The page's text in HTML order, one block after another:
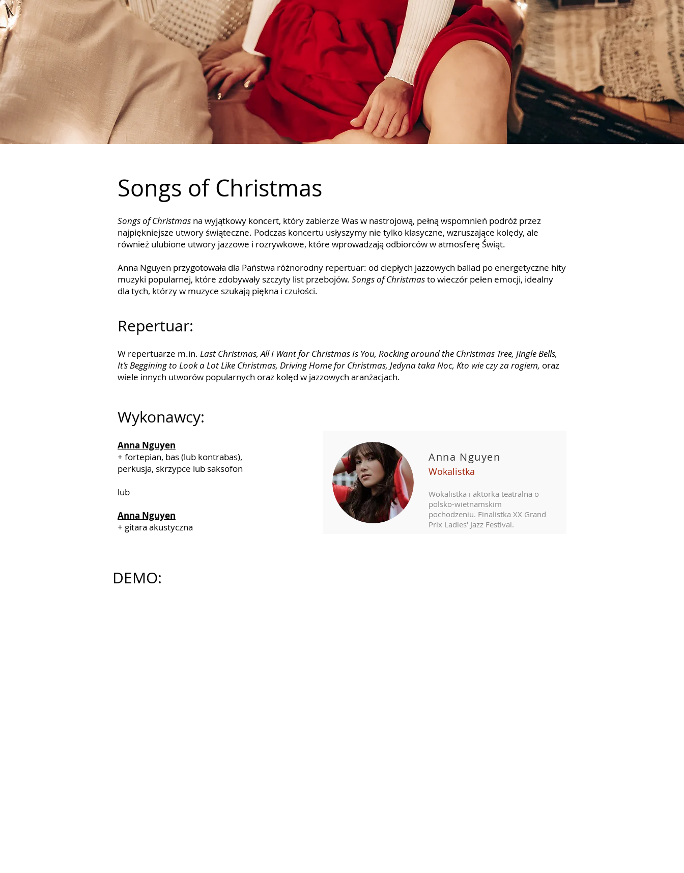
Songs of Christmas
Songs of Christmas na wyjątkowy koncert, który zabierze Was w nastrojową, pełną wspomnień podróż przez
najpiękniejsze utwory świąteczne. Podczas koncertu usłyszymy nie tylko klasyczne, wzruszające kolędy, ale
również ulubione utwory jazzowe i rozrywkowe, które wprowadzają odbiorców w atmosferę Świąt.
Anna Nguyen przygotowała dla Państwa różnorodny repertuar: od ciepłych jazzowych ballad po energetyczne hity
muzyki popularnej, które zdobywały szczyty list przebojów. Songs of Christmasto wieczór pełen emocji, idealny
dla tych, którzy w muzyce szukają piękna i czułości.
Repertuar:
W repertuarze m.in. Last Christmas, All I Want for Christmas Is You, Rocking around the Christmas Tree, Jingle Bells,
It’s Beggining to Look a Lot Like Christmas, Driving Home for Christmas, Jedyna taka Noc, Kto wie czy za rogiem, oraz
wiele innych utworów popularnych oraz kolęd w jazzowych aranżacjach.
Wykonawcy:
Anna Nguyen
+ fortepian, bas (lub kontrabas),
perkusja, skrzypce lub saksofon
lub
Anna Nguyen
+ gitara akustyczna
Anna Nguyen
Wokalistka
Wokalistka i aktorka teatralna o
polsko-wietnamskim
pochodzeniu. Finalistka XX Grand
Prix Ladies' Jazz Festival.
DEMO: